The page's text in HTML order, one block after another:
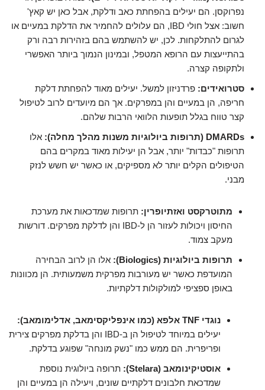
נפרוקסן. הם יעילים בהפחתת כאב ודלקת, אבל כאן יש קאץ'
חשוב: אצל חולי IBD, הם עלולים להחמיר את הדלקת במעיים או
לגרום להתלקחות. לכן, יש להשתמש בהם בזהירות רבה ורק
בהתייעצות עם הרופא המטפל, ובמינון הנמוך ביותר האפשרי
ולתקופה קצרה.
סטרואידים: פרדניזון למשל. יעילים מאוד להפחתת דלקת
חריפה, הן במעיים והן במפרקים. אך הם מיועדים לרוב לטיפול
קצר טווח בגלל תופעות הלוואי הרבות שלהם.
DMARDs (תרופות ביולוגיות משנות מהלך מחלה):
אלו
תרופות "כבדות" יותר, אבל הן יעילות מאוד במקרים בהם
הטיפולים הקלים יותר לא מספיקים, או כאשר יש חשש לנזק
מבני.
מתוטרקסט ואזתיופרין: תרופות שמדכאות את מערכת
החיסון ויכולות לעזור הן ל-IBD והן לדלקת מפרקים. דורשות
מעקב צמוד.
תרופות ביולוגיות (Biologics):
אלו הן לרוב הבחירה
המועדפת כאשר יש מעורבות מפרקית משמעותית. הן מכוונות
באופן ספציפי למולקולות דלקתיות.
נוגדי TNF אלפא (כמו אינפליקסימאב, אדלימומאב):
יעילים במיוחד לטיפול הן ב-IBD והן בדלקת מפרקים צירית
ופריפרית. הם ממש כמו "נשק מונחה" שפוגע בדלקת.
אוסטיקינומאב (Stelara):
תרופה ביולוגית נוספת
שמדכאת חלבונים דלקתיים שונים, ויעילה הן במעיים והן